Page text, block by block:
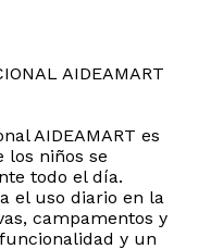
AIDEAMART
AIDEAMART es
los niños se
todo el día.
el uso diario en la
campamentos y
y un